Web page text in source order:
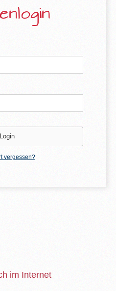
vergessen?
im Internet